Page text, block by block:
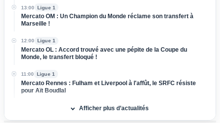
13:00 Ligue 1
Mercato OM : Un Champion du Monde réclame son transfert à
Marseille !
12:00 Ligue 1
Mercato OL : Accord trouvé avec une pépite de la Coupe du
Monde, le transfert bloqué !
11:00 Ligue 1
Mercato Rennes : Fulham et Liverpool à l'affût, le SRFC résiste
pour Aït Boudlal
Afficher plus d’actualités